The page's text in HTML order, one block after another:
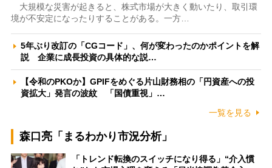
大規模な災害が起きると、株式市場が大きく動いたり、取引環
境が不安定になったりすることがある。一方…
5年ぶり改訂の「CGコード」、何が変わったのかポイントを解
説 企業に成長投資の具体的な説…
【令和のPKOか】GPIFをめぐる片山財務相の「円資産への投
資拡大」発言の波紋 「国債重視」…
一覧を見る
森口亮「まるわかり市況分析」
「トレンド転換のスイッチになり得る」“介入慣